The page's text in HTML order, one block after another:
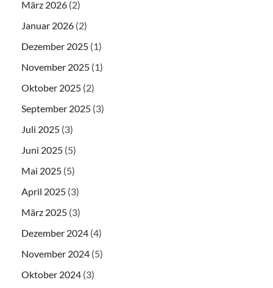
März 2026 (2)
Januar 2026 (2)
Dezember 2025 (1)
November 2025 (1)
Oktober 2025 (2)
September 2025 (3)
Juli 2025 (3)
Juni 2025 (5)
Mai 2025 (5)
April 2025 (3)
März 2025 (3)
Dezember 2024 (4)
November 2024 (5)
Oktober 2024 (3)